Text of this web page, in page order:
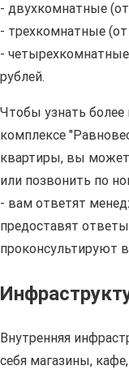
- двухкомнатные
- трехкомнатные
-
рублей.
Чтобы узнать
комплексе
квартиры, вы
или позвонить по
- вам ответят
предоставят
проконсультируют
Внутренняя
себя магазины,